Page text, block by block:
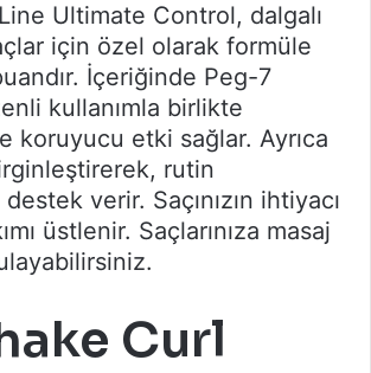
Ultimate Control, dalgalı
için özel olarak formüle
İçeriğinde Peg-7
kullanımla birlikte
koruyucu etki sağlar. Ayrıca
rutin
verir. Saçınızın ihtiyacı
üstlenir. Saçlarınıza masaj
Curl